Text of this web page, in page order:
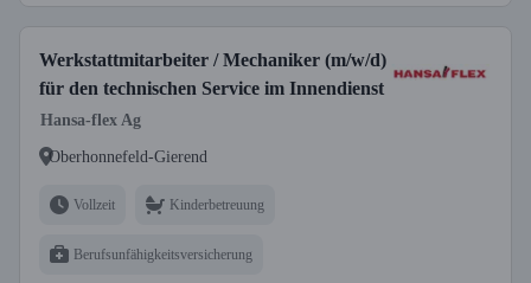
Werkstattmitarbeiter / Mechaniker (m/w/d)
für den technischen Service im Innendienst
Hansa-flex Ag
Oberhonnefeld-Gierend
Vollzeit Kinderbetreuung
Berufsunfähigkeitsversicherung